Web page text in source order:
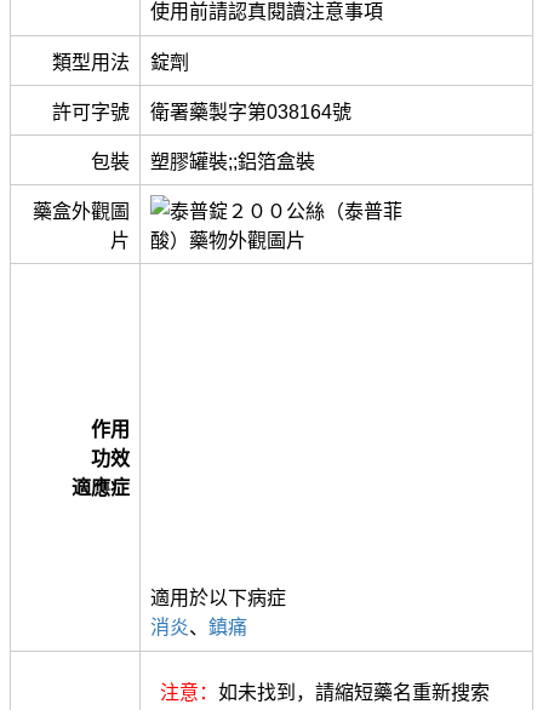
使用前請認真閱讀注意事項
類型用法 錠劑
許可字號 衛署藥製字第038164號
包裝 塑膠罐裝;;鋁箔盒裝
藥盒外觀圖
片
作用
功效
適應症
適用於以下病症
消炎、 鎮痛
注意： 如未找到，請縮短藥名重新搜索